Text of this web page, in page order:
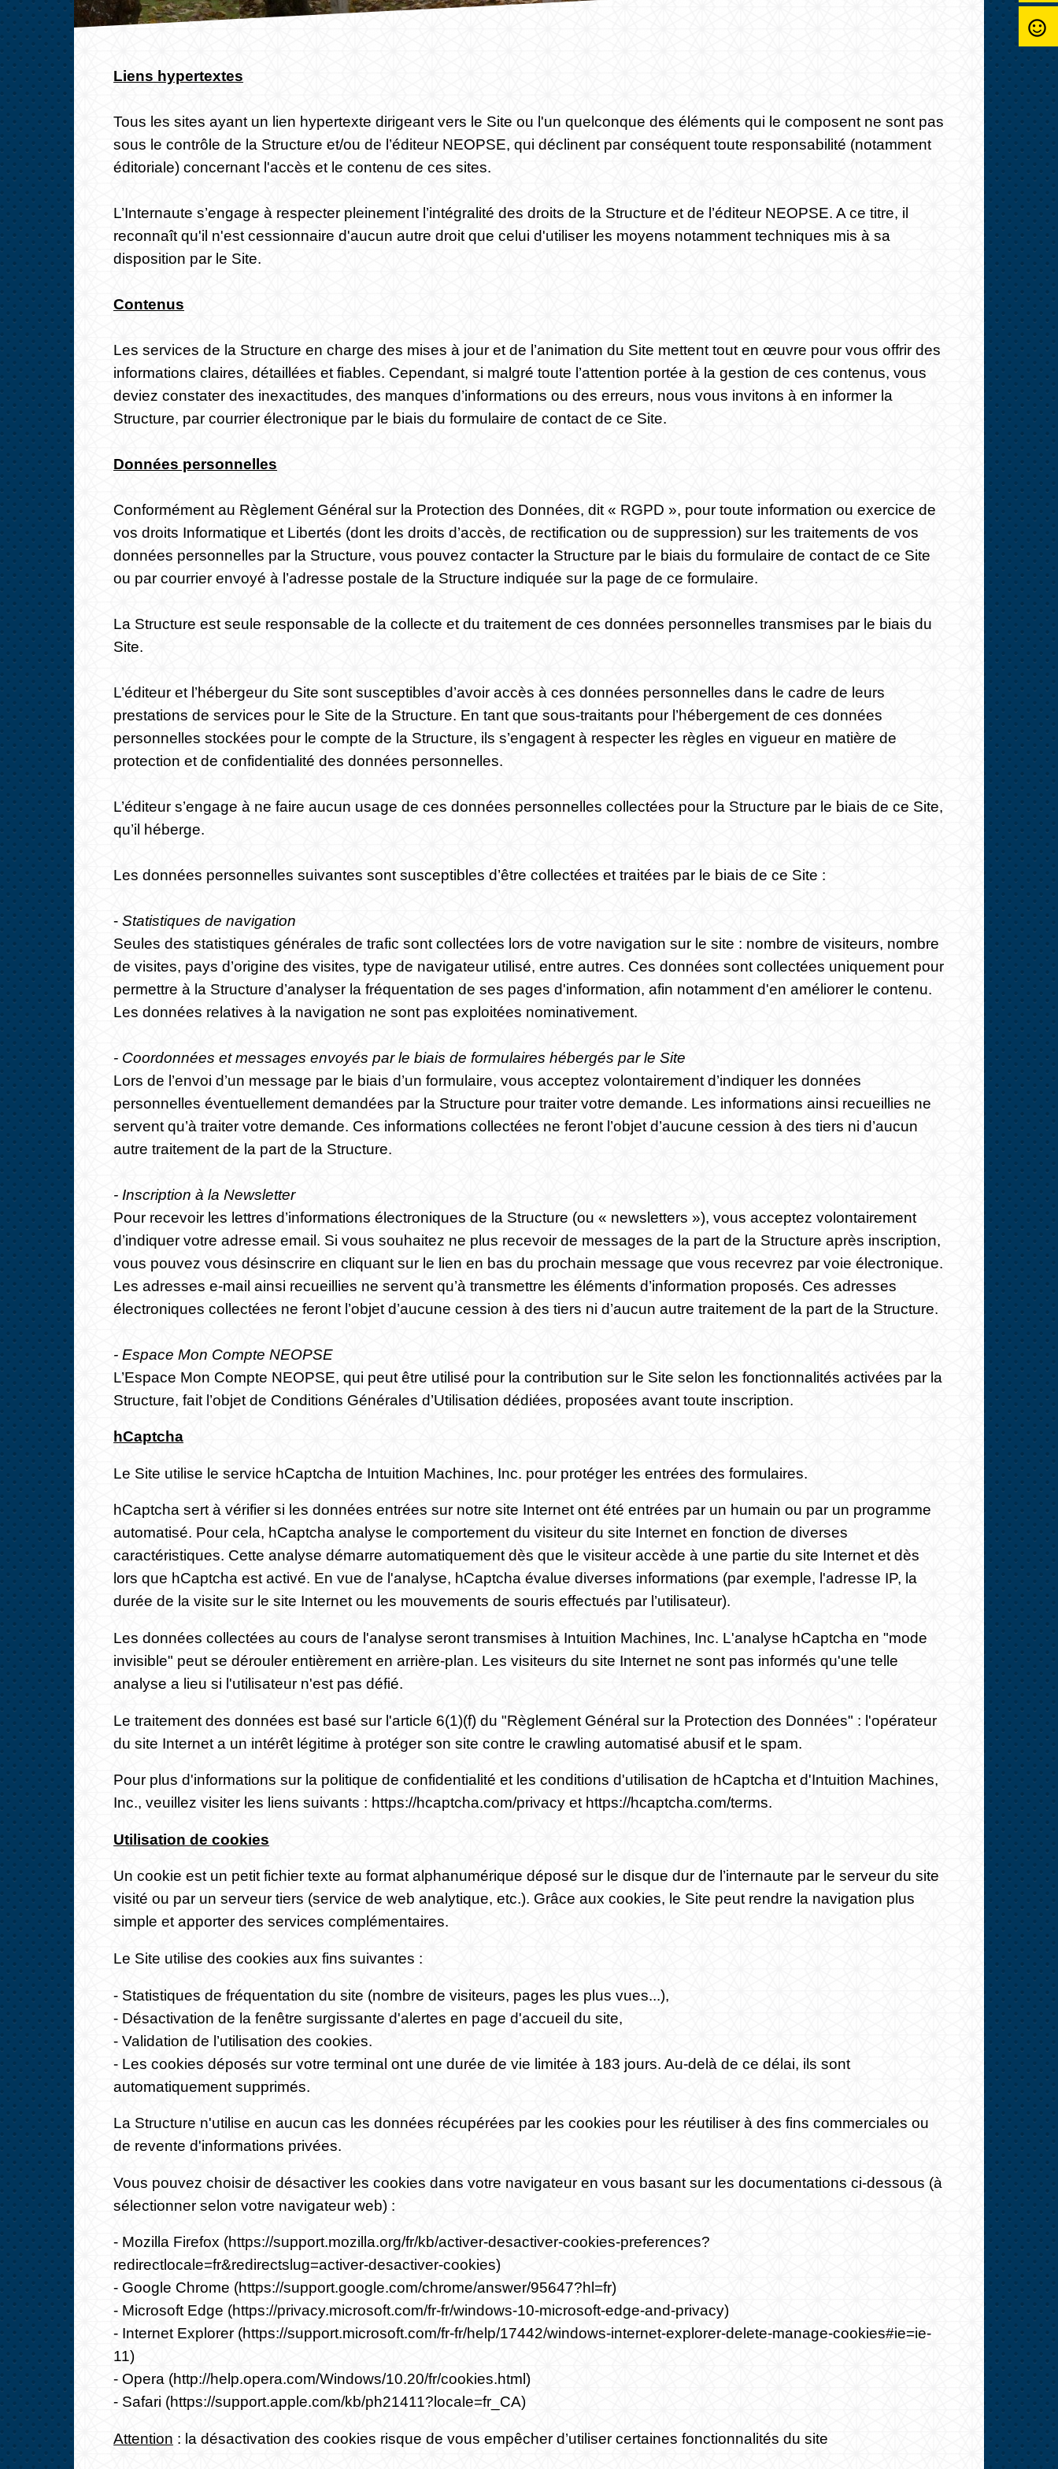
Liens hypertextes
Tous les sites ayant un lien hypertexte dirigeant vers le Site ou l'un quelconque des éléments qui le composent ne sont pas
sous le contrôle de la Structure et/ou de l’éditeur NEOPSE, qui déclinent par conséquent toute responsabilité (notamment
éditoriale) concernant l'accès et le contenu de ces sites.
L’Internaute s’engage à respecter pleinement l’intégralité des droits de la Structure et de l’éditeur NEOPSE. A ce titre, il
reconnaît qu'il n'est cessionnaire d'aucun autre droit que celui d'utiliser les moyens notamment techniques mis à sa
disposition par le Site.
Contenus
Les services de la Structure en charge des mises à jour et de l’animation du Site mettent tout en œuvre pour vous offrir des
informations claires, détaillées et fiables. Cependant, si malgré toute l’attention portée à la gestion de ces contenus, vous
deviez constater des inexactitudes, des manques d’informations ou des erreurs, nous vous invitons à en informer la
Structure, par courrier électronique par le biais du formulaire de contact de ce Site.
Données personnelles
Conformément au Règlement Général sur la Protection des Données, dit « RGPD », pour toute information ou exercice de
vos droits Informatique et Libertés (dont les droits d’accès, de rectification ou de suppression) sur les traitements de vos
données personnelles par la Structure, vous pouvez contacter la Structure par le biais du formulaire de contact de ce Site
ou par courrier envoyé à l’adresse postale de la Structure indiquée sur la page de ce formulaire.
La Structure est seule responsable de la collecte et du traitement de ces données personnelles transmises par le biais du
Site.
L’éditeur et l’hébergeur du Site sont susceptibles d’avoir accès à ces données personnelles dans le cadre de leurs
prestations de services pour le Site de la Structure. En tant que sous-traitants pour l’hébergement de ces données
personnelles stockées pour le compte de la Structure, ils s’engagent à respecter les règles en vigueur en matière de
protection et de confidentialité des données personnelles.
L’éditeur s’engage à ne faire aucun usage de ces données personnelles collectées pour la Structure par le biais de ce Site,
qu’il héberge.
Les données personnelles suivantes sont susceptibles d’être collectées et traitées par le biais de ce Site :
-Statistiques de navigation
Seules des statistiques générales de trafic sont collectées lors de votre navigation sur le site : nombre de visiteurs, nombre
de visites, pays d’origine des visites, type de navigateur utilisé, entre autres. Ces données sont collectées uniquement pour
permettre à la Structure d’analyser la fréquentation de ses pages d'information, afin notamment d'en améliorer le contenu.
Les données relatives à la navigation ne sont pas exploitées nominativement.
- Coordonnées et messages envoyés par le biais de formulaires hébergés par le Site
Lors de l’envoi d’un message par le biais d’un formulaire, vous acceptez volontairement d’indiquer les données
personnelles éventuellement demandées par la Structure pour traiter votre demande. Les informations ainsi recueillies ne
servent qu’à traiter votre demande. Ces informations collectées ne feront l’objet d’aucune cession à des tiers ni d’aucun
autre traitement de la part de la Structure.
- Inscription à la Newsletter
Pour recevoir les lettres d’informations électroniques de la Structure (ou « newsletters »), vous acceptez volontairement
d’indiquer votre adresse email. Si vous souhaitez ne plus recevoir de messages de la part de la Structure après inscription,
vous pouvez vous désinscrire en cliquant sur le lien en bas du prochain message que vous recevrez par voie électronique.
Les adresses e-mail ainsi recueillies ne servent qu’à transmettre les éléments d’information proposés. Ces adresses
électroniques collectées ne feront l’objet d’aucune cession à des tiers ni d’aucun autre traitement de la part de la Structure.
- Espace Mon Compte NEOPSE
L’Espace Mon Compte NEOPSE, qui peut être utilisé pour la contribution sur le Site selon les fonctionnalités activées par la
Structure, fait l’objet de Conditions Générales d’Utilisation dédiées, proposées avant toute inscription.
hCaptcha
Le Site utilise le service hCaptcha de Intuition Machines, Inc. pour protéger les entrées des formulaires.
hCaptcha sert à vérifier si les données entrées sur notre site Internet ont été entrées par un humain ou par un programme
automatisé. Pour cela, hCaptcha analyse le comportement du visiteur du site Internet en fonction de diverses
caractéristiques. Cette analyse démarre automatiquement dès que le visiteur accède à une partie du site Internet et dès
lors que hCaptcha est activé. En vue de l'analyse, hCaptcha évalue diverses informations (par exemple, l'adresse IP, la
durée de la visite sur le site Internet ou les mouvements de souris effectués par l’utilisateur).
Les données collectées au cours de l'analyse seront transmises à Intuition Machines, Inc. L'analyse hCaptcha en "mode
invisible" peut se dérouler entièrement en arrière-plan. Les visiteurs du site Internet ne sont pas informés qu'une telle
analyse a lieu si l'utilisateur n'est pas défié.
Le traitement des données est basé sur l'article 6(1)(f) du "Règlement Général sur la Protection des Données" : l'opérateur
du site Internet a un intérêt légitime à protéger son site contre le crawling automatisé abusif et le spam.
Pour plus d'informations sur la politique de confidentialité et les conditions d'utilisation de hCaptcha et d'Intuition Machines,
Inc., veuillez visiter les liens suivants : https://hcaptcha.com/privacy et https://hcaptcha.com/terms.
Utilisation de cookies
Un cookie est un petit fichier texte au format alphanumérique déposé sur le disque dur de l’internaute par le serveur du site
visité ou par un serveur tiers (service de web analytique, etc.). Grâce aux cookies, le Site peut rendre la navigation plus
simple et apporter des services complémentaires.
Le Site utilise des cookies aux fins suivantes :
- Statistiques de fréquentation du site (nombre de visiteurs, pages les plus vues...),
- Désactivation de la fenêtre surgissante d'alertes en page d'accueil du site,
- Validation de l’utilisation des cookies.
- Les cookies déposés sur votre terminal ont une durée de vie limitée à 183 jours. Au-delà de ce délai, ils sont
automatiquement supprimés.
La Structure n'utilise en aucun cas les données récupérées par les cookies pour les réutiliser à des fins commerciales ou
de revente d'informations privées.
Vous pouvez choisir de désactiver les cookies dans votre navigateur en vous basant sur les documentations ci-dessous (à
sélectionner selon votre navigateur web) :
- Mozilla Firefox (https://support.mozilla.org/fr/kb/activer-desactiver-cookies-preferences?
redirectlocale=fr&redirectslug=activer-desactiver-cookies)
- Google Chrome (https://support.google.com/chrome/answer/95647?hl=fr)
- Microsoft Edge (https://privacy.microsoft.com/fr-fr/windows-10-microsoft-edge-and-privacy)
- Internet Explorer (https://support.microsoft.com/fr-fr/help/17442/windows-internet-explorer-delete-manage-cookies#ie=ie-
11)
- Opera (http://help.opera.com/Windows/10.20/fr/cookies.html)
- Safari (https://support.apple.com/kb/ph21411?locale=fr_CA)
Attention : la désactivation des cookies risque de vous empêcher d’utiliser certaines fonctionnalités du site
sentiment_satisfied_alt